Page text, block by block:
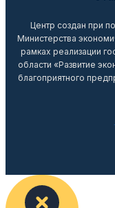
Центр создан при
Министерства
рамках реализации
области «Развитие
благоприятного